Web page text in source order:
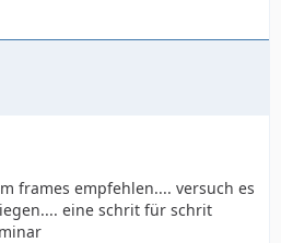
frames empfehlen.... versuch es
eine schrit für schrit